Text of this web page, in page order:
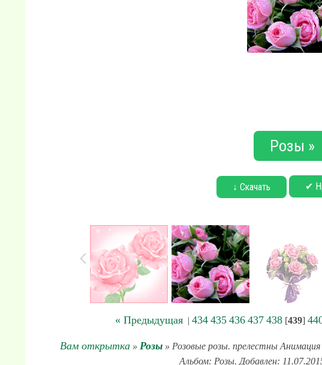
Розы »
↓ Скачать ✔
« Предыдущая| 434 435 436 437 438[439]
Вам открытка» Розы» Розовые розы. прелестны
Альбом: Розы. Добавлен: